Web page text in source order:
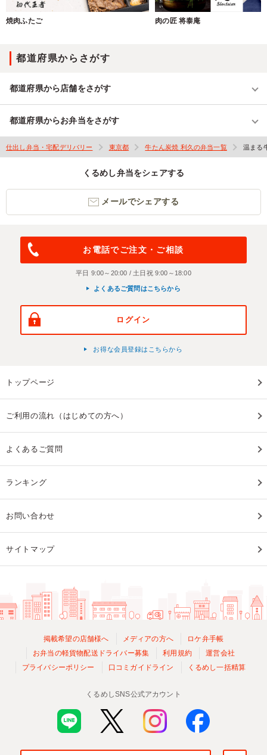
焼肉ふたご 肉の匠 将泰庵
都道府県からさがす
都道府県から店舗をさがす
都道府県からお弁当をさがす
仕出し弁当・宅配デリバリー 東京都 牛たん炭焼 利久の弁当一覧 温まる
くるめし弁当をシェアする
メールでシェアする
お電話でご注文・ご相談
平日 9:00～20:00 / 土日祝 9:00～18:00
よくあるご質問はこちらから
ログイン
お得な会員登録はこちらから
トップページ
ご利用の流れ（はじめての方へ）
よくあるご質問
ランキング
お問い合わせ
サイトマップ
掲載希望の店舗様へ メディアの方へ
ロケ弁手帳
お弁当の軽貨物配送ドライバー募集
利用規約
運営会社
プライバシーポリシー
口コミガイドライン くるめし一括精算
くるめしSNS公式アカウント